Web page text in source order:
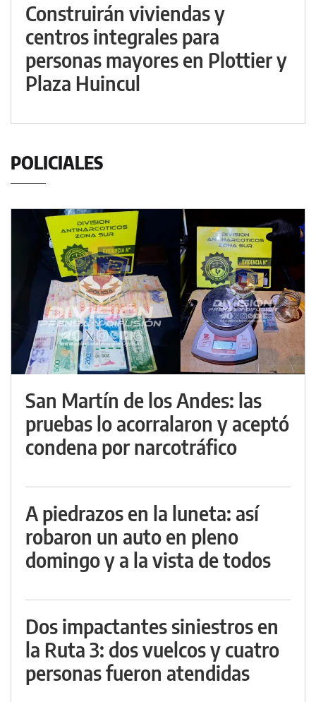
Construirán viviendas y
centros integrales para
personas mayores en Plottier y
Plaza Huincul
POLICIALES
San Martín de los Andes: las
pruebas lo acorralaron y aceptó
condena por narcotráfico
A piedrazos en la luneta: así
robaron un auto en pleno
domingo y a la vista de todos
Dos impactantes siniestros en
la Ruta 3: dos vuelcos y cuatro
personas fueron atendidas